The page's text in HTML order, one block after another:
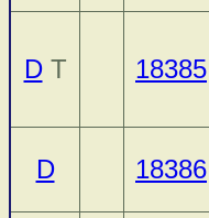
DT 18385
D 18386